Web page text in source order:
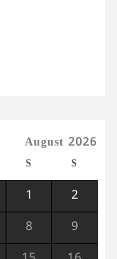
August 2026
S S
1 2
8 9